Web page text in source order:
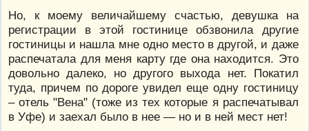
Но, к моему величайшему счастью, девушка на
регистрации в этой гостинице обзвонила другие
гостиницы и нашла мне одно место в другой, и даже
распечатала для меня карту где она находится. Это
довольно далеко, но другого выхода нет. Покатил
туда, причем по дороге увидел еще одну гостиницу
– отель "Вена" (тоже из тех которые я распечатывал
в Уфе) и заехал было в нее — но и в ней мест нет!